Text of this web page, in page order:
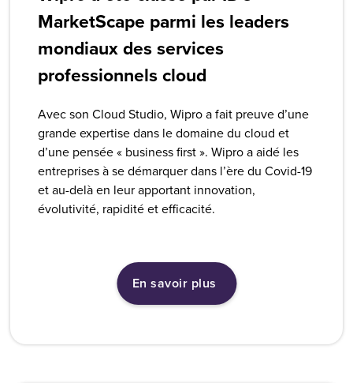
MarketScape parmi les leaders
mondiaux des services
professionnels cloud
Avec son Cloud Studio, Wipro a fait preuve d’une
grande expertise dans le domaine du cloud et
d’une pensée « business first ». Wipro a aidé les
entreprises à se démarquer dans l’ère du Covid-19
et au-delà en leur apportant innovation,
évolutivité, rapidité et efficacité.
En savoir plus